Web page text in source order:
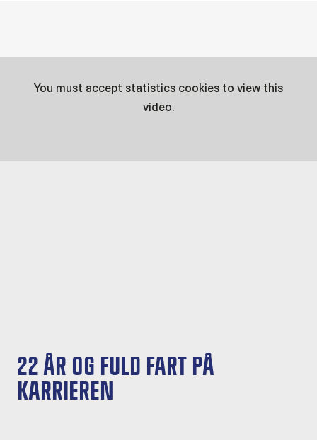
22 ÅR OG FULD FART PÅ
KARRIEREN
You must accept statistics cookies to view this
video.